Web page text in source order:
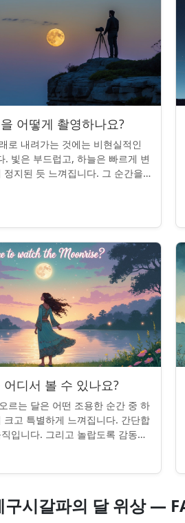
어떻게 촬영하나요?
로 내려가는 것에는 비현실적인
. 빛은 부드럽고, 하늘은 빠르게 변
정지된 듯 느껴집니다. 그 순간을
디서 볼 수 있나요?
르는 달은 어떤 조용한 순간 중 하
크고 특별하게 느껴집니다. 간단합
입니다. 그리고 놀랍도록 감동적
어디를 봐야 할지 모르면 잡기 쉽지
구시갈파의 달 위상 —